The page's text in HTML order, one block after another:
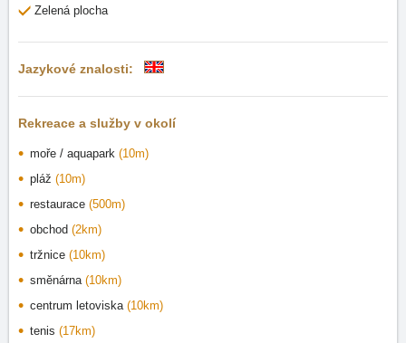
Zelená plocha
Jazykové znalosti:
Rekreace a služby v okolí
moře / aquapark (10m)
pláž (10m)
restaurace (500m)
obchod (2km)
tržnice (10km)
směnárna (10km)
centrum letoviska (10km)
tenis (17km)